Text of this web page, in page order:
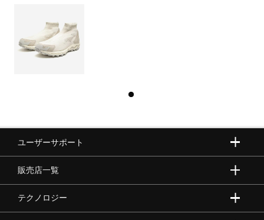
ユーザーサポート
販売店一覧
テクノロジー